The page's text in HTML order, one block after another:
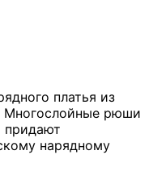
платья из
Многослойные рюши
придают
нарядному